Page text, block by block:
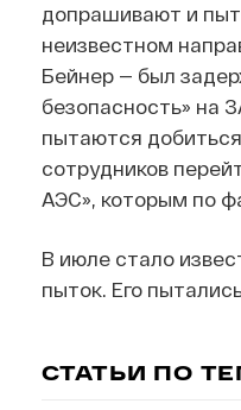
допрашивают и
неизвестном
Бейнер — был
безопасность» на
пытаются
сотрудников
АЭС», которым по
В июле стало
пыток. Его
СТАТЬИ ПО